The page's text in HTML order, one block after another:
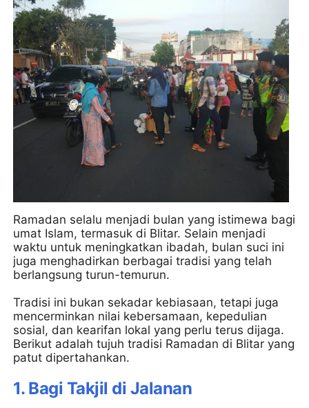
KLIK / SENTUH UNTUK MENGUNJUNGI
Ramadan selalu menjadi bulan yang istimewa bagi
umat Islam, termasuk di Blitar. Selain menjadi
waktu untuk meningkatkan ibadah, bulan suci ini
juga menghadirkan berbagai tradisi yang telah
berlangsung turun-temurun.
Tradisi ini bukan sekadar kebiasaan, tetapi juga
mencerminkan nilai kebersamaan, kepedulian
sosial, dan kearifan lokal yang perlu terus dijaga.
Berikut adalah tujuh tradisi Ramadan di Blitar yang
patut dipertahankan.
1. Bagi Takjil di Jalanan